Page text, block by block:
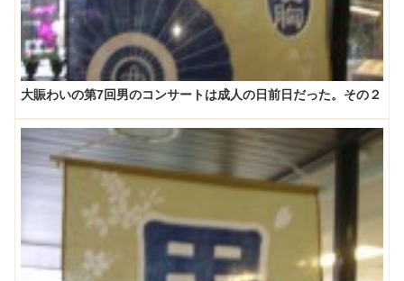
大賑わいの第7回男のコンサートは成人の日前日だった。その２